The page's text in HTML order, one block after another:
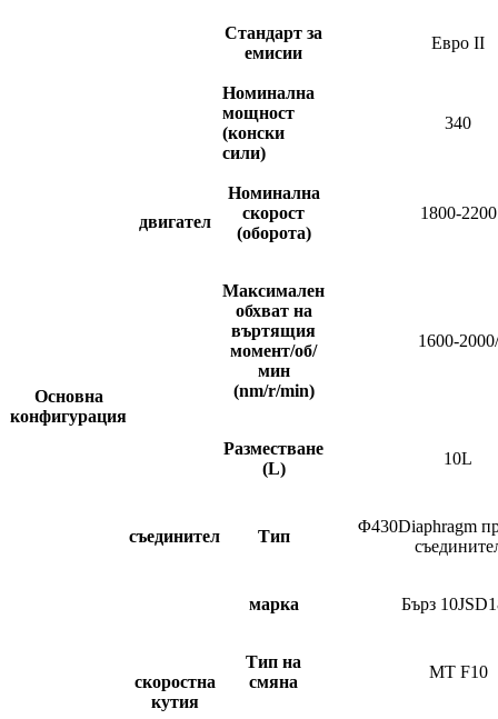
Основна
конфигурация
двигател
Стандарт за
емисии
Евро II
Номинална
мощност
(конски
сили)
340
Номинална
скорост
(оборота)
1800-2200
Максимален
обхват на
въртящия
момент/об/
мин
(nm/r/min)
1600-2000/
Разместване
(L)
10L
съединител Тип
Φ430Diaphragm
скоростна
кутия
марка Бърз
Тип на
смяна
MT F10